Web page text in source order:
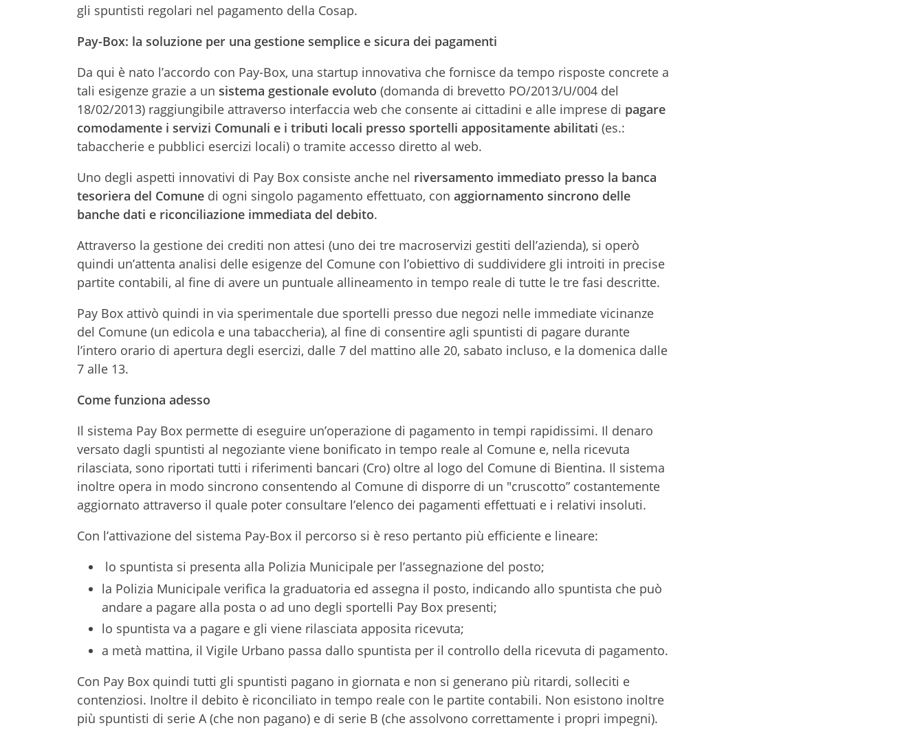
gli spuntisti regolari nel pagamento della Cosap.
Pay-Box: la soluzione per una gestione semplice e sicura dei pagamenti
Da qui è nato l’accordo con Pay-Box, una startup innovativa che fornisce da tempo risposte concrete a
tali esigenze grazie a un sistema gestionale evoluto (domanda di brevetto PO/2013/U/004 del
18/02/2013) raggiungibile attraverso interfaccia web che consente ai cittadini e alle imprese di pagare
comodamente i servizi Comunali e i tributi locali presso sportelli appositamente abilitati (es.:
tabaccherie e pubblici esercizi locali) o tramite accesso diretto al web.
Uno degli aspetti innovativi di Pay Box consiste anche nel riversamento immediato presso la banca
tesoriera del Comune di ogni singolo pagamento effettuato, con aggiornamento sincrono delle
banche dati e riconciliazione immediata del debito.
Attraverso la gestione dei crediti non attesi (uno dei tre macroservizi gestiti dell’azienda), si operò
quindi un’attenta analisi delle esigenze del Comune con l’obiettivo di suddividere gli introiti in precise
partite contabili, al fine di avere un puntuale allineamento in tempo reale di tutte le tre fasi descritte.
Pay Box attivò quindi in via sperimentale due sportelli presso due negozi nelle immediate vicinanze
del Comune (un edicola e una tabaccheria), al fine di consentire agli spuntisti di pagare durante
l’intero orario di apertura degli esercizi, dalle 7 del mattino alle 20, sabato incluso, e la domenica dalle
7 alle 13.
Come funziona adesso
Il sistema Pay Box permette di eseguire un’operazione di pagamento in tempi rapidissimi. Il denaro
versato dagli spuntisti al negoziante viene bonificato in tempo reale al Comune e, nella ricevuta
rilasciata, sono riportati tutti i riferimenti bancari (Cro) oltre al logo del Comune di Bientina. Il sistema
inoltre opera in modo sincrono consentendo al Comune di disporre di un "cruscotto” costantemente
aggiornato attraverso il quale poter consultare l’elenco dei pagamenti effettuati e i relativi insoluti.
Con l’attivazione del sistema Pay-Box il percorso si è reso pertanto più efficiente e lineare:
lo spuntista si presenta alla Polizia Municipale per l’assegnazione del posto;
la Polizia Municipale verifica la graduatoria ed assegna il posto, indicando allo spuntista che può
andare a pagare alla posta o ad uno degli sportelli Pay Box presenti;
lo spuntista va a pagare e gli viene rilasciata apposita ricevuta;
a metà mattina, il Vigile Urbano passa dallo spuntista per il controllo della ricevuta di pagamento.
Con Pay Box quindi tutti gli spuntisti pagano in giornata e non si generano più ritardi, solleciti e
contenziosi. Inoltre il debito è riconciliato in tempo reale con le partite contabili. Non esistono inoltre
più spuntisti di serie A (che non pagano) e di serie B (che assolvono correttamente i propri impegni).